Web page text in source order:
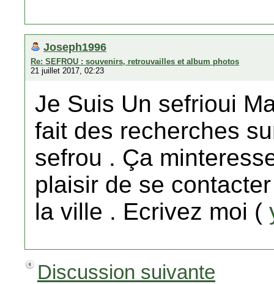
Joseph1996
Re: SEFROU : souvenirs, retrouvailles et album photos
21 juillet 2017, 02:23
Je Suis Un sefrioui
fait des recherches
sefrou . Ça
plaisir de se
la ville . Ecrivez moi (
Discussion suivante